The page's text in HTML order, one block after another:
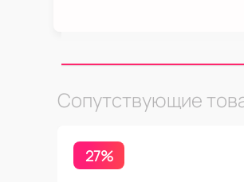
Сопутствующие
27%